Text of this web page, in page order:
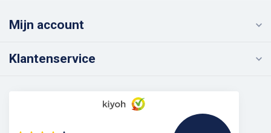
Mijn account
Klantenservice